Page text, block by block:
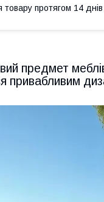
товару протягом 14 днів
предмет
привабливим